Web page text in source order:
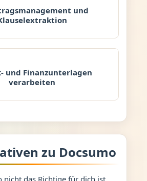
und
und Finanzunterlagen
verarbeiten
zu Docsumo
nicht das Richtige für dich ist,